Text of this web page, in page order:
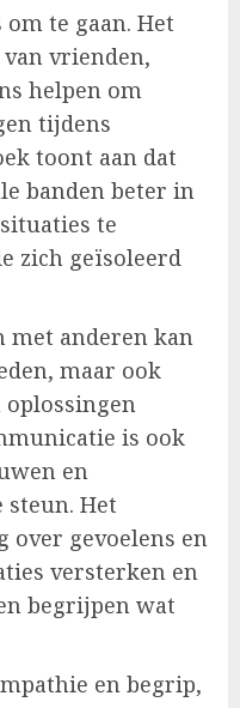
te gaan. Het
vrienden,
helpen om
tijdens
toont aan dat
banden beter in
te
zich geïsoleerd
met anderen kan
maar ook
oplossingen
is ook
en
steun. Het
over gevoelens en
versterken en
begrijpen wat
en begrip,